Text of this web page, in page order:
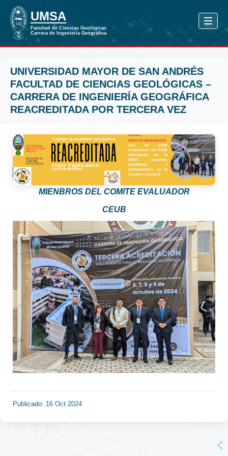
UNIVERSIDAD MAYOR DE SAN ANDRÉS
FACULTAD DE CIENCIAS GEOLÓGICAS –
CARRERA DE INGENIERÍA GEOGRÁFICA
REACREDITADA POR TERCERA VEZ
MIENBROS DEL COMITE EVALUADOR
CEUB
Publicado: 16 Oct 2024